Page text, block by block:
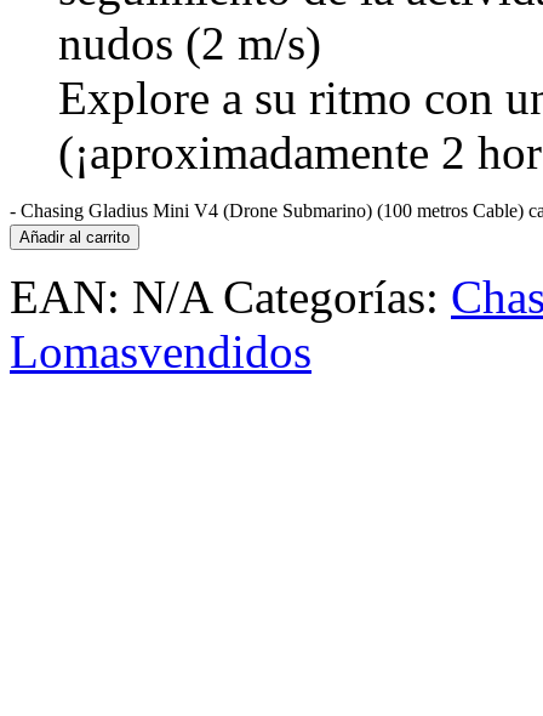
nudos (2 m/s)
Explore a su ritmo con
(¡aproximadamente 2
- Chasing Gladius Mini V4 (Drone Submarino) (100 metros Cable)
Añadir al carrito
EAN: N/A Categorías:
Lomasvendidos